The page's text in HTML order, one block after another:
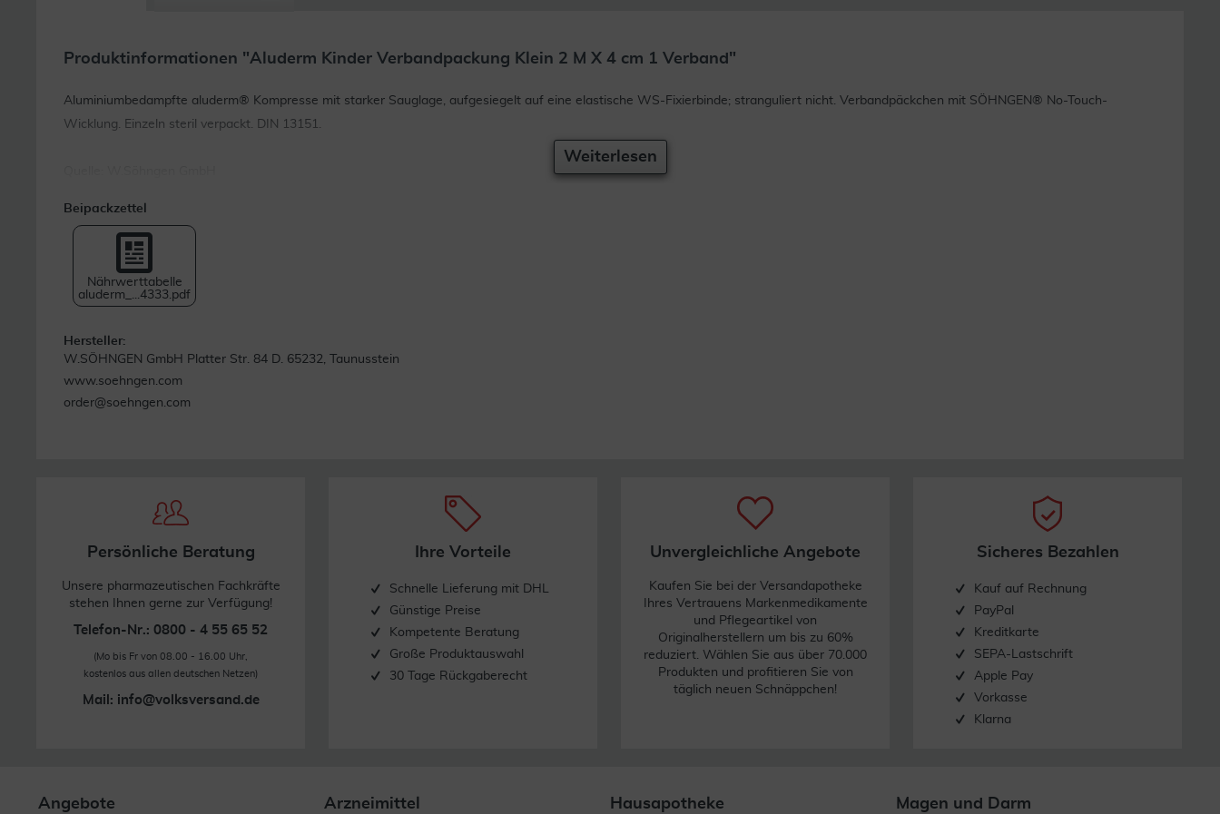
Produktinformationen "Aluderm Kinder Verbandpackung Klein 2 M X 4 cm 1 Verband"
Aluminiumbedampfte aluderm® Kompresse mit starker Sauglage, aufgesiegelt auf eine elastische WS-Fixierbinde; stranguliert nicht. Verbandpäckchen mit SÖHNGEN® No-Touch-
Wicklung. Einzeln steril verpackt. DIN 13151.
Weiterlesen
Beipackzettel
Nährwerttabelle
aluderm_...4333.pdf
Hersteller:
W.SÖHNGEN GmbH Platter Str. 84 D. 65232, Taunusstein
www.soehngen.com
order@soehngen.com
Persönliche Beratung
Unsere pharmazeutischen Fachkräfte
stehen Ihnen gerne zur Verfügung!
Telefon-Nr.: 0800 - 4 55 65 52
(Mo bis Fr von 08.00 - 16.00 Uhr,
kostenlos aus allen deutschen Netzen)
Mail: info@volksversand.de
Ihre Vorteile
Schnelle Lieferung mit DHL
Günstige Preise
Kompetente Beratung
Große Produktauswahl
30 Tage Rückgaberecht
Unvergleichliche Angebote
Kaufen Sie bei der Versandapotheke
Ihres Vertrauens Markenmedikamente
und Pflegeartikel von
Originalherstellern um bis zu 60%
reduziert. Wählen Sie aus über 70.000
Produkten und profitieren Sie von
täglich neuen Schnäppchen!
Sicheres Bezahlen
Kauf auf Rechnung
PayPal
Kreditkarte
SEPA-Lastschrift
Apple Pay
Vorkasse
Klarna
Angebote Arzneimittel Hausapotheke Magen und Darm